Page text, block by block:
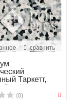
сравнить
Таркетт,
Granit...
(0)